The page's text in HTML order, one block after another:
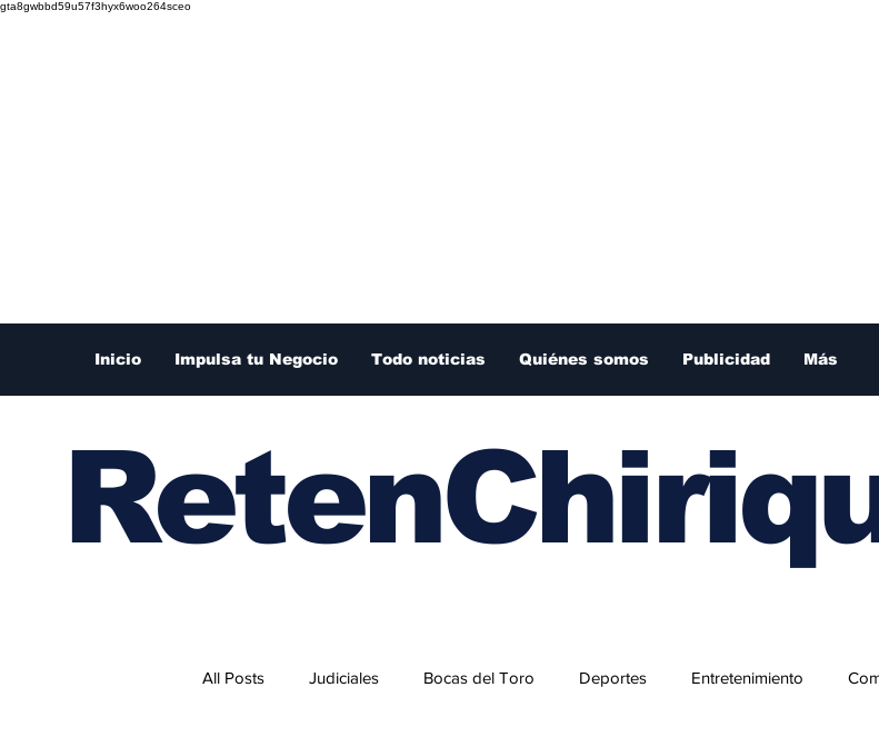
gta8gwbbd59u57f3hyx6woo264sceo
Inicio Impulsa tu Negocio Todo noticias Quiénes somos Publicidad Más
All Posts Judiciales Bocas del Toro Deportes Entretenimiento